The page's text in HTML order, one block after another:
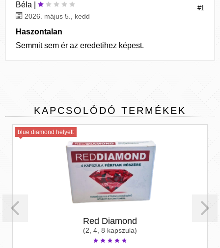
#1
Béla |
2026. május 5., kedd
Haszontalan
Semmit sem ér az eredetihez képest.
KAPCSOLÓDÓ TERMÉKEK
blue diamond helyett
Red Diamond
(2, 4, 8 kapszula)